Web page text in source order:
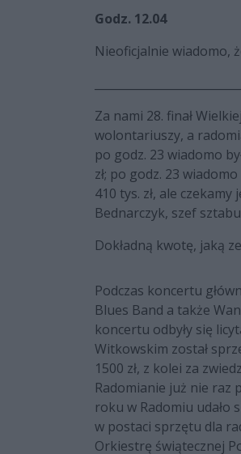
Godz. 12.04
Nieoficjalnie wiadomo,
Za nami 28. finał
wolontariuszy, a
po godz. 23 wiadomo
zł; po godz. 23
410 tys. zł, ale
Bednarczyk, szef sztabu
Dokładną kwotę, jaką
Podczas koncertu
Blues Band a także
koncertu odbyły się
Witkowskim został
1500 zł, z kolei za
Radomianie już nie raz
roku w Radomiu udało
w postaci sprzętu dla
Orkiestrę świątecznej